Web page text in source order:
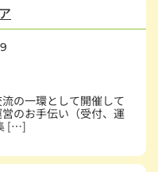
流の一環として開催して
のお手伝い（受付、運
[…]